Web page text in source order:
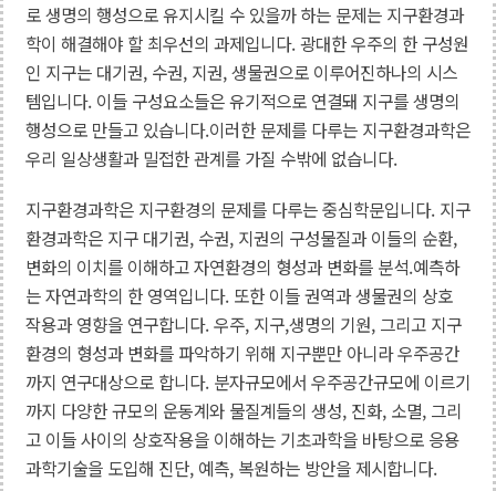
로 생명의 행성으로 유지시킬 수 있을까 하는 문제는 지구환경과
학이 해결해야 할 최우선의 과제입니다. 광대한 우주의 한 구성원
인 지구는 대기권, 수권, 지권, 생물권으로 이루어진하나의 시스
템입니다. 이들 구성요소들은 유기적으로 연결돼 지구를 생명의
행성으로 만들고 있습니다.이러한 문제를 다루는 지구환경과학은
우리 일상생활과 밀접한 관계를 가질 수밖에 없습니다.
지구환경과학은 지구환경의 문제를 다루는 중심학문입니다. 지구
환경과학은 지구 대기권, 수권, 지권의 구성물질과 이들의 순환,
변화의 이치를 이해하고 자연환경의 형성과 변화를 분석.예측하
는 자연과학의 한 영역입니다. 또한 이들 권역과 생물권의 상호
작용과 영향을 연구합니다. 우주, 지구,생명의 기원, 그리고 지구
환경의 형성과 변화를 파악하기 위해 지구뿐만 아니라 우주공간
까지 연구대상으로 합니다. 분자규모에서 우주공간규모에 이르기
까지 다양한 규모의 운동계와 물질계들의 생성, 진화, 소멸, 그리
고 이들 사이의 상호작용을 이해하는 기초과학을 바탕으로 응용
과학기술을 도입해 진단, 예측, 복원하는 방안을 제시합니다.